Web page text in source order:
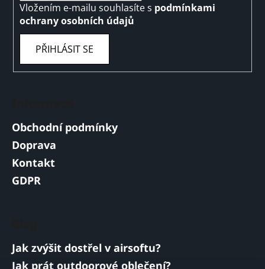
Vložením e-mailu souhlasíte s podmínkami
ochrany osobních údajů
PŘIHLÁSIT SE
Obchodní podmínky
Doprava
Kontakt
GDPR
Jak zvýšit dostřel v airsoftu?
Jak prát outdoorové oblečení?